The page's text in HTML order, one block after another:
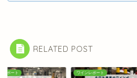
RELATED POST
レポート ワインレポート